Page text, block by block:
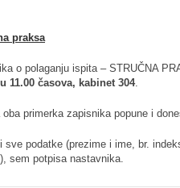
praksa
o polaganju ispita – STRUČNA
11.00 časova, kabinet 304.
primerka zapisnika popune i
sve podatke (prezime i ime, br.
sem potpisa nastavnika.